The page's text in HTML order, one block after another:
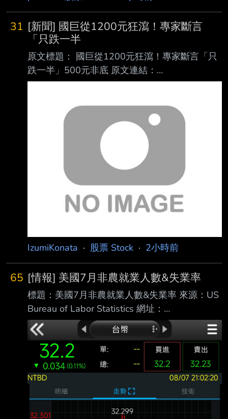
結： 網址超過一行，請用縮網址，連結不能點
擊者板規 1-2-2 處分。
https://tinyurl.com/2bx2axum 發布時間： 請勿
張貼超過3天新聞 發布日期 2026 年 08 月 07
日 13:50 記者署名： 作者 MoneyDJ 原文內容：
31 [新聞] 國巨從1200元狂瀉！專家斷言
「只跌一半
原文標題： 國巨從1200元狂瀉！專家斷言「只
跌一半」500元非底 原文連結：
https://www.setn.com/news/1885776 發布時
綜合報導 原文內容： 一名網友日前透露，花
200萬本金，一路滾到400萬後，再貸600萬，
全投入股市，沒想到全 買在高點，其中最慘的
就是國巨（2327）。由於國巨近來從高點1200
多元，一路狂跌，讓不 少買到高點的投資人叫
苦，然分析師斷言，現在該檔跌到500元，還不
會是最底。 針對近期台股盤勢
IzumiKonata · 股票 Stock · 2小時前
65 [情報] 美國7月非農就業人數&失業率
標題：美國7月非農就業人數&失業率 來源：US
Bureau of Labor Statistics 網址：
https://www.bls.gov/ 內文： 美國7月非農就業
人口 前值修正為2.0萬（原公布5.7萬） 預期8.0
萬 公佈為-2.3萬 美國7月失業率 前值 4.2% 預
期 4.2% 公佈 4.1% 越爛越噴，升息機會降低，
台指期夜盤先向上一根？ ----- Sent from JPTT
on my iPhone --